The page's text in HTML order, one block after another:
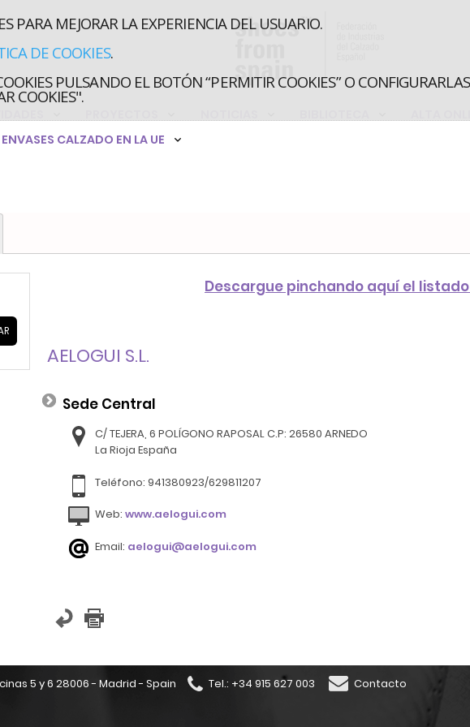
PARA MEJORAR LA EXPERIENCIA DEL USUARIO.
DE COOKIES.
PULSANDO EL BOTÓN “PERMITIR COOKIES” O
COOKIES".
CALZADO EN LA UE
Descargue pinchando aquí el
AELOGUI S.L.
Sede Central
C/ TEJERA, 6 POLÍGONO RAPOSALC.P: 26580 ARNEDO
La Rioja España
Teléfono: 941380923/629811207
Web: www.aelogui.com
Email: aelogui@aelogui.com
5 y 6 28006 - Madrid - Spain Tel.: +34 915 627 003 Contacto